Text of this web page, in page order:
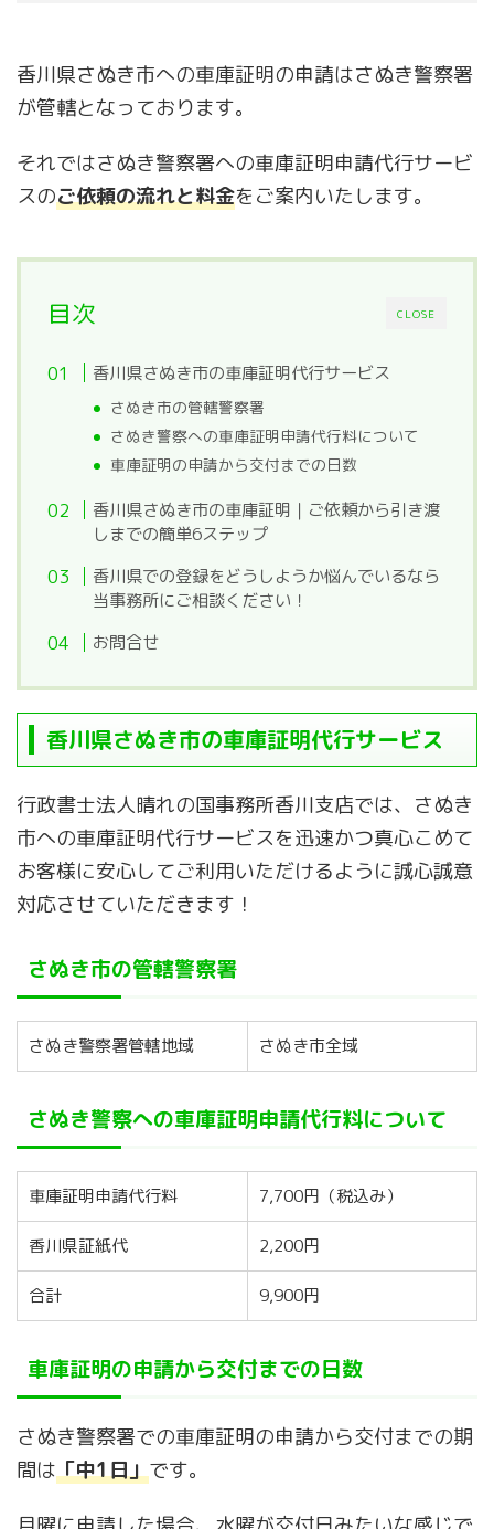
香川県さぬき市への車庫証明の申請はさぬき警察署
が管轄となっております。
それではさぬき警察署への車庫証明申請代行サービ
スのご依頼の流れと料金をご案内いたします。
CLOSE
目次
香川県さぬき市の車庫証明代行サービス
さぬき市の管轄警察署
さぬき警察への車庫証明申請代行料について
車庫証明の申請から交付までの日数
香川県さぬき市の車庫証明｜ご依頼から引き渡
しまでの簡単6ステップ
香川県での登録をどうしようか悩んでいるなら
当事務所にご相談ください！
お問合せ
香川県さぬき市の車庫証明代行サービス
行政書士法人晴れの国事務所香川支店では、さぬき
市への車庫証明代行サービスを迅速かつ真心こめて
お客様に安心してご利用いただけるように誠心誠意
対応させていただきます！
さぬき市の管轄警察署
さぬき警察署管轄地域 さぬき市全域
さぬき警察への車庫証明申請代行料について
車庫証明申請代行料 7,700円（税込み）
香川県証紙代 2,200円
合計 9,900円
車庫証明の申請から交付までの日数
さぬき警察署での車庫証明の申請から交付までの期
間は「中1日」です。